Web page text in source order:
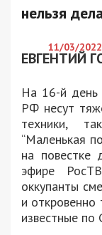
нельзя
11/03/
ЕВГЕНТИЙ
На 16-й день
РФ несут
техники,
“Маленькая
на повестке
эфире
оккупанты
и
известные по